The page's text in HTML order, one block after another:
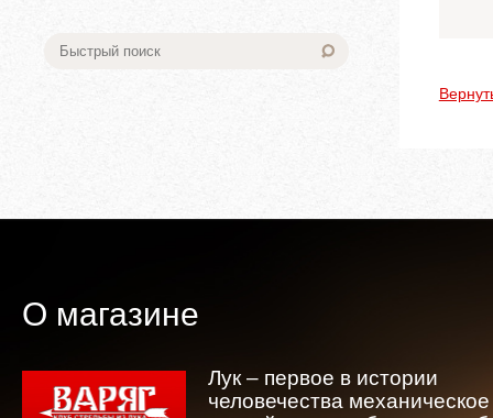
О магазине
Лук – первое в истории
человечества механическое